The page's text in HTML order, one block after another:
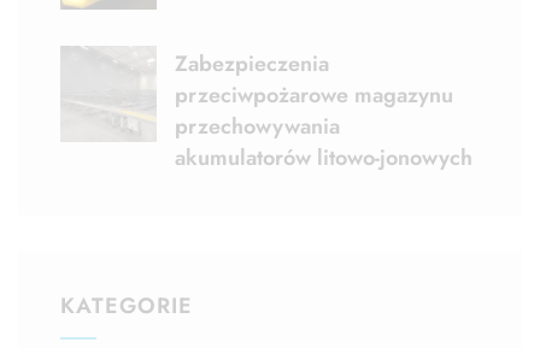
Zabezpieczenia
przeciwpożarowe magazynu
przechowywania
akumulatorów litowo-jonowych
KATEGORIE